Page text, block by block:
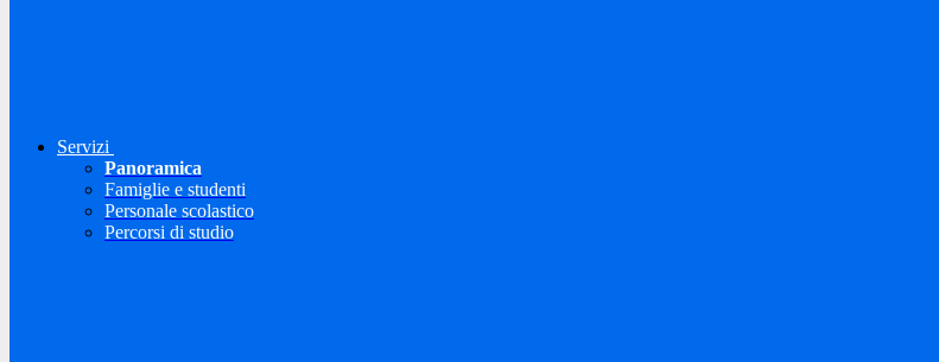
Servizi
Panoramica
Famiglie e studenti
Personale scolastico
Percorsi di studio